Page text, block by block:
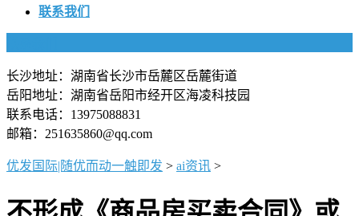
联系我们
长沙地址：湖南省长沙市岳麓区岳麓街道
岳阳地址：湖南省岳阳市经开区海凌科技园
联系电话：13975088831
邮箱：251635860@qq.com
优发国际|随优而动一触即发 > ai资讯 >